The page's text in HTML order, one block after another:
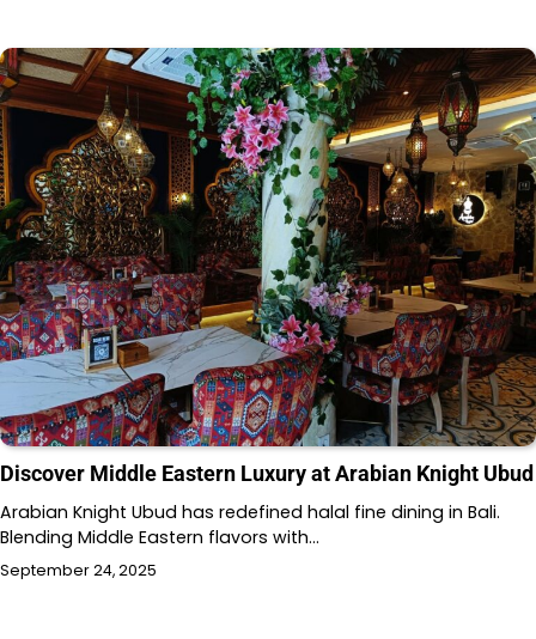
Discover Middle Eastern Luxury at Arabian Knight Ubud
Arabian Knight Ubud has redefined halal fine dining in Bali.
Blending Middle Eastern flavors with…
September 24, 2025